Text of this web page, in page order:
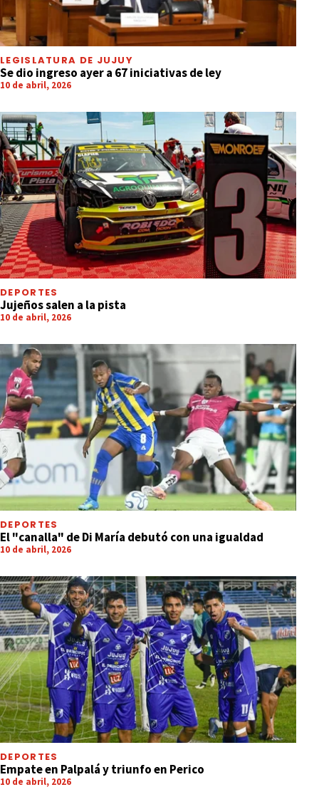
LEGISLATURA DE JUJUY
Se dio ingreso ayer a 67 iniciativas de ley
10 de abril, 2026
DEPORTES
Jujeños salen a la pista
10 de abril, 2026
DEPORTES
El "canalla" de Di María debutó con una igualdad
10 de abril, 2026
DEPORTES
Empate en Palpalá y triunfo en Perico
10 de abril, 2026